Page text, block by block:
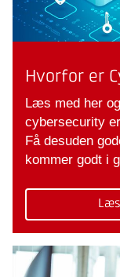
Hvorfor er
Læs med her
cybersecurity
Få desuden
kommer godt i